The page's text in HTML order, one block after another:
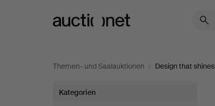
Themen- und Saalauktionen / Design that shines
Design
Kategorien